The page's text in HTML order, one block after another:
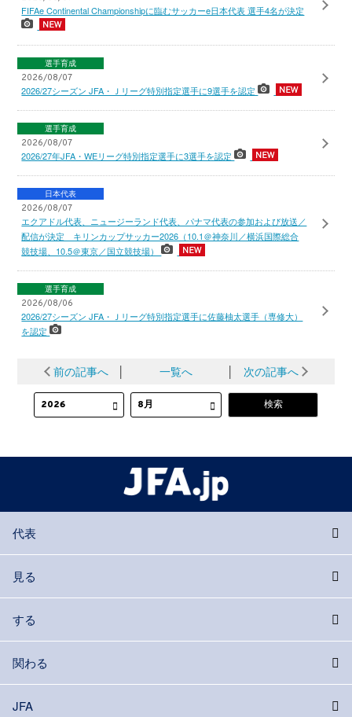
FIFAe Continental Championshipに臨むサッカーe日本代表 選手4名が決定
選手育成
2026/08/07
2026/27シーズン JFA・Ｊリーグ特別指定選手に9選手を認定
選手育成
2026/08/07
2026/27年JFA・WEリーグ特別指定選手に3選手を認定
日本代表
2026/08/07
エクアドル代表、ニュージーランド代表、パナマ代表の参加および放送／
配信が決定 キリンカップサッカー2026（10.1＠神奈川／横浜国際総合
競技場、10.5＠東京／国立競技場）
選手育成
2026/08/06
2026/27シーズン JFA・Ｊリーグ特別指定選手に佐藤柚太選手（専修大）
を認定
前の記事へ │ 一覧へ │ 次の記事へ
代表
見る
する
関わる
JFA